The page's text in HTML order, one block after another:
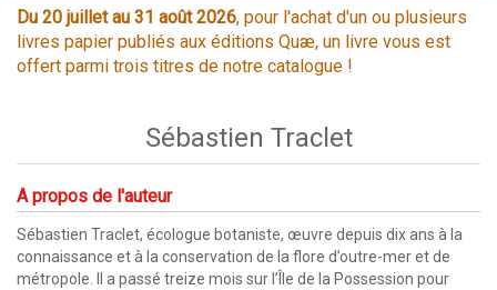
Du 20 juillet au 31 août 2026, pour l'achat d'un ou plusieurs
livres papier publiés aux éditions Quæ, un livre vous est
offert parmi trois titres de notre catalogue !
Sébastien Traclet
A propos de l'auteur
Sébastien Traclet, écologue botaniste, œuvre depuis dix ans à la
connaissance et à la conservation de la flore d’outre-mer et de
métropole. Il a passé treize mois sur l’Île de la Possession pour